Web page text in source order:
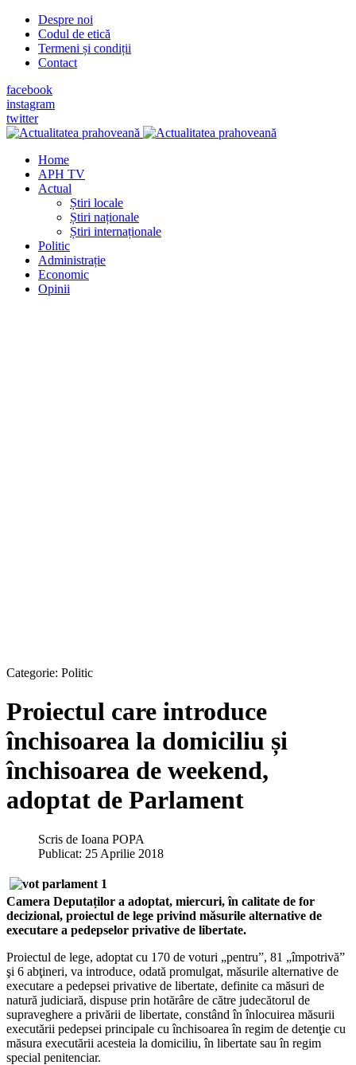
Despre noi
Codul de etică
Termeni și condiții
Contact
facebook
instagram
twitter
Home
APH TV
Actual
Știri locale
Știri naționale
Știri internaționale
Politic
Administrație
Economic
Opinii
Categorie: Politic
Proiectul care introduce
închisoarea la domiciliu și
închisoarea de weekend,
adoptat de Parlament
Scris de Ioana POPA
Publicat: 25 Aprilie 2018
Camera Deputaților a adoptat, miercuri, în calitate de for
decizional, proiectul de lege privind măsurile alternative de
executare a pedepselor privative de libertate.
Proiectul de lege, adoptat cu 170 de voturi „pentru”, 81 „împotrivă”
şi 6 abţineri, va introduce, odată promulgat, măsurile alternative de
executare a pedepsei privative de libertate, definite ca măsuri de
natură judiciară, dispuse prin hotărâre de către judecătorul de
supraveghere a privării de libertate, constând în înlocuirea măsurii
executării pedepsei principale cu închisoarea în regim de detenţie cu
măsura executării acesteia la domiciliu, în libertate sau în regim
special penitenciar.